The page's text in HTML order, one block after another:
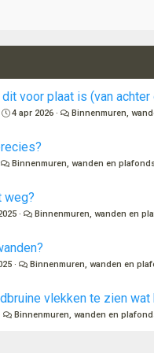
voor plaat is (van
4 apr 2026 Binnenmuren,
Binnenmuren, wanden en
weg?
Binnenmuren, wanden en
Binnenmuren, wanden en
vlekken te zien wat
Binnenmuren, wanden en